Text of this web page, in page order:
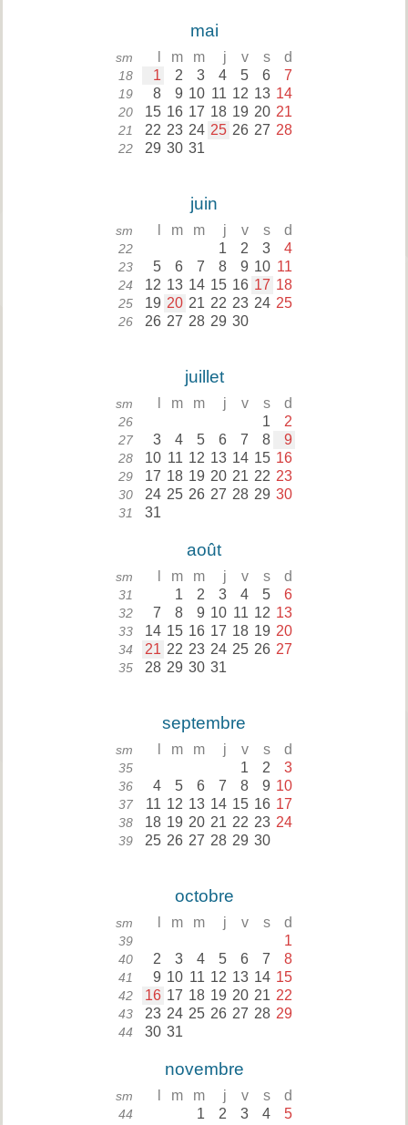
mai
sm m m j v s d
18 1 2 3 4 5 6 7
19 8 9 10 11 12 13 14
20 15 16 17 18 19 20 21
21 22 23 24 25 26 27 28
22 29 30 31
juin
sm m m j v s d
22 1 2 3 4
23 5 6 7 8 9 10 11
24 12 13 14 15 16 17 18
25 19 20 21 22 23 24 25
26 26 27 28 29 30
juillet
sm m m j v s d
26 1 2
27 3 4 5 6 7 8 9
28 10 11 12 13 14 15 16
29 17 18 19 20 21 22 23
30 24 25 26 27 28 29 30
31 31
août
sm m m j v s d
31 1 2 3 4 5 6
32 7 8 9 10 11 12 13
33 14 15 16 17 18 19 20
34 21 22 23 24 25 26 27
35 28 29 30 31
septembre
sm m m j v s d
35 1 2 3
36 4 5 6 7 8 9 10
37 11 12 13 14 15 16 17
38 18 19 20 21 22 23 24
39 25 26 27 28 29 30
octobre
sm m m j v s d
39 1
40 2 3 4 5 6 7 8
41 9 10 11 12 13 14 15
42 16 17 18 19 20 21 22
43 23 24 25 26 27 28 29
44 30 31
novembre
sm m m j v s d
44 1 2 3 4 5